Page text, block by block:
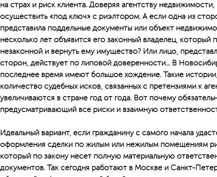
на страх и риск клиента. Доверяя агентству
осуществить «под ключ» с риэлтором. А если одна из
представила поддельные документы или объект
несколько лет объявится его законный владелец, который
незаконной и вернуть ему имущество? Или лицо,
сторон, действует по липовой доверенности... В
последнее время имеют большое хождение. Такие
количество судебных исков, связанных с претензиями к
увеличиваются в стране год от года. Вот почему
предусматривающий все риски и взаимную
Идеальный вариант, если гражданину с самого начала
оформления сделки по жилым или нежилым помещениям
который по закону несет полную материальную
документов. Так сегодня работают в Москве и Санкт-